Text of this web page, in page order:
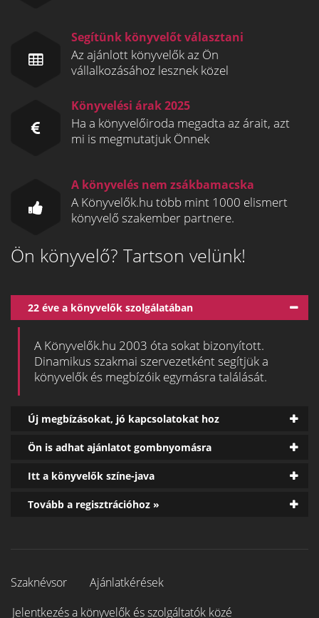
Segítünk könyvelőt választani
Az ajánlott könyvelők az Ön
vállalkozásához lesznek közel
Könyvelési árak 2025
Ha a könyvelőiroda megadta az árait, azt
mi is megmutatjuk Önnek
A könyvelés nem zsákbamacska
A Könyvelők.hu több mint 1000 elismert
könyvelő szakember partnere.
Ön könyvelő? Tartson velünk!
22 éve a könyvelők szolgálatában
A Könyvelők.hu 2003 óta sokat bizonyított.
Dinamikus szakmai szervezetként segítjük a
könyvelők és megbízóik egymásra találását.
Új megbízásokat, jó kapcsolatokat hoz
Ön is adhat ajánlatot gombnyomásra
Itt a könyvelők színe-java
Tovább a regisztrációhoz »
Szaknévsor
Ajánlatkérések
Jelentkezés a könyvelők és szolgáltatók közé